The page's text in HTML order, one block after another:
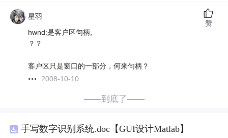
星羽
hwnd:是客户区句柄,
？？
客户区只是窗口的一部分，何来句柄？
2008-10-10
赞
——到底了——
手写数字识别系统.doc【GUI设计Matlab】